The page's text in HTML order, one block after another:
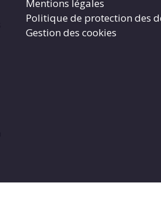
Mentions légales
Politique de protection des
Gestion des cookies